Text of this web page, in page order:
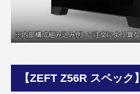
【ZEFT Z56R スペック】